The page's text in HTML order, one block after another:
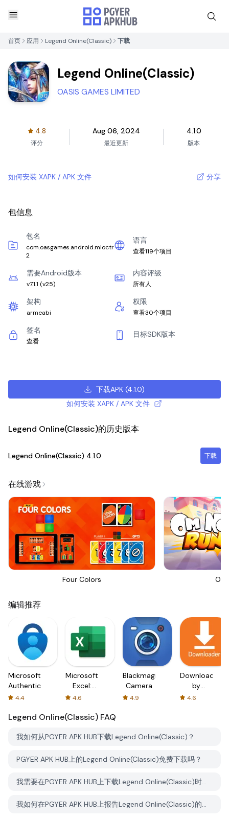
首页 应用 Legend Online(Classic) 下载
Legend Online(Classic)
OASIS GAMES LIMITED
4.8
评分
Aug 06, 2024
最近更新
4.1.0
版本
如何安装 XAPK / APK 文件 分享
包信息
包名
com.oasgames.android.mloctr
2
语言
查看119个项目
需要Android版本
v7.1.1 (v25)
内容评级
所有人
架构
armeabi
权限
查看30个项目
签名
查看
目标SDK版本
下载APK (4.1.0)
如何安装 XAPK / APK 文件
Legend Online(Classic)的历史版本
Legend Online(Classic) 4.1.0 下载
在线游戏
Four Colors Om
编辑推荐
Microsoft
Authenticator
4.4
Microsoft
Excel:
Spreadsheets
4.6
Blackmagic
Camera
4.9
Downloader
by
AFTVnews
4.6
Legend Online(Classic) FAQ
我如何从PGYER APK HUB下载Legend Online(Classic)？
PGYER APK HUB上的Legend Online(Classic)免费下载吗？
我需要在PGYER APK HUB上下载Legend Online(Classic)时需要账户吗？
我如何在PGYER APK HUB上报告Legend Online(Classic)的问题？